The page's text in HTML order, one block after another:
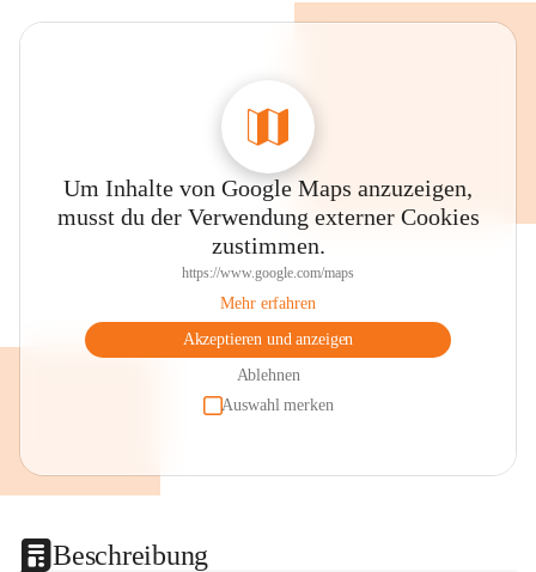
Um Inhalte von Google Maps anzuzeigen,
musst du der Verwendung externer Cookies
zustimmen.
https://www.google.com/maps
Mehr erfahren
Akzeptieren und anzeigen
Ablehnen
Auswahl merken
Beschreibung